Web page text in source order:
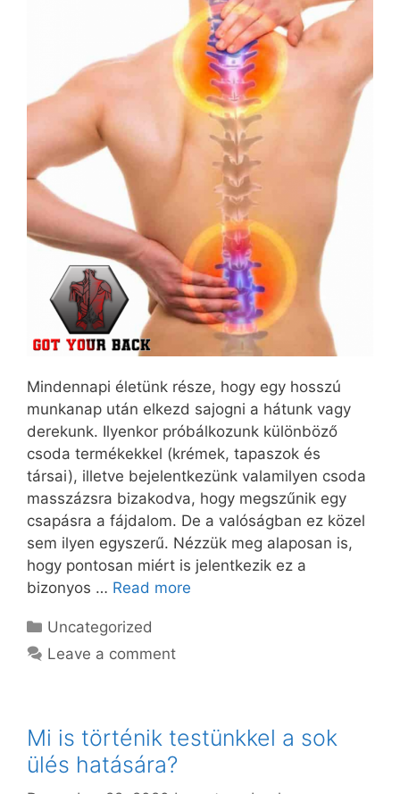
Mindennapi életünk része, hogy egy hosszú
munkanap után elkezd sajogni a hátunk vagy
derekunk. Ilyenkor próbálkozunk különböző
csoda termékekkel (krémek, tapaszok és
társai), illetve bejelentkezünk valamilyen csoda
masszázsra bizakodva, hogy megszűnik egy
csapásra a fájdalom. De a valóságban ez közel
sem ilyen egyszerű. Nézzük meg alaposan is,
hogy pontosan miért is jelentkezik ez a
bizonyos … Read more
Categories
Uncategorized
Leave a comment
Mi is történik testünkkel a sok
ülés hatására?